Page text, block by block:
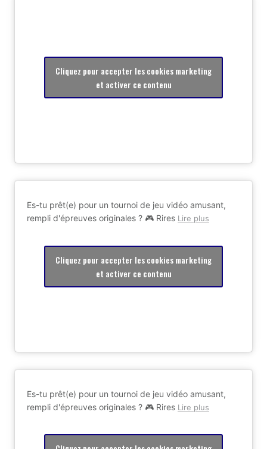
Cliquez pour accepter les cookies marketing
et activer ce contenu
Es-tu prêt(e) pour un tournoi de jeu vidéo amusant,
rempli d'épreuves originales ? 🎮 Rires Lire plus
Cliquez pour accepter les cookies marketing
et activer ce contenu
Es-tu prêt(e) pour un tournoi de jeu vidéo amusant,
rempli d'épreuves originales ? 🎮 Rires Lire plus